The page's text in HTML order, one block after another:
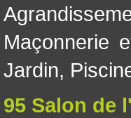
Maçonnerie
Jardin,
95 Salon de